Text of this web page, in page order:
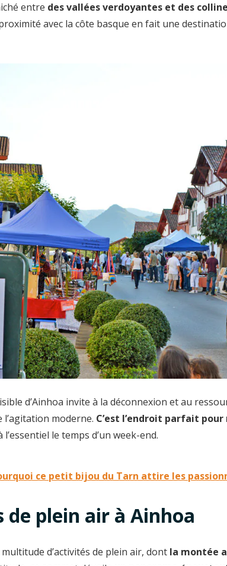
entre des vallées verdoyantes et des
avec la côte basque en fait une
d’Ainhoa invite à la déconnexion et au
moderne. C’est l’endroit parfait
l’essentiel le temps d’un week-end.
ce petit bijou du Tarn attire les
plein air à Ainhoa
d’activités de plein air, dont la montée